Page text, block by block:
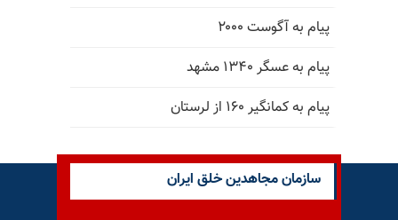
پیام به آگوست ۲۰۰۰
پیام به عسگر ۱۳۴۰ مشهد
پیام به کمانگیر ۱۶۰ از لرستان
سازمان مجاهدین خلق ایران